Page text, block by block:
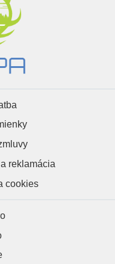
reklamácia
cookies